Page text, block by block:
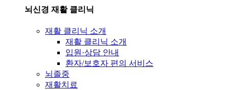
뇌신경 재활 클리닉
재활 클리닉 소개
재활 클리닉 소개
입원·상담 안내
환자/보호자 편의 서비스
뇌졸중
재활치료